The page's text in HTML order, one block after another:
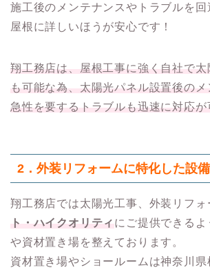
施工後のメンテナンスやトラブルを回
屋根に詳しいほうが安心です！
翔工務店は、屋根工事に強く自社で
も可能な為、太陽光パネル設置後の
急性を要するトラブルも迅速に対応が
2． 外装リフォームに特化した設備
翔工務店では太陽光工事、外装リフォ
ト・ハイクオリティ にご提供できる
や資材置き場を整えております。
資材置き場やショールームは神奈川